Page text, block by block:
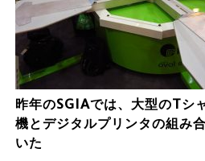
昨年のSGIAでは、大型のTシ
機とデジタルプリンタの組み
いた